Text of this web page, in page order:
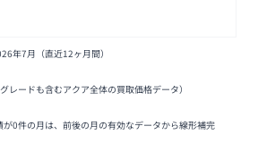
年7月 （直近12ヶ月間）
グレードも含むアクア全体の買取価格データ）
が0件の月は、前後の月の有効なデータから線形補完